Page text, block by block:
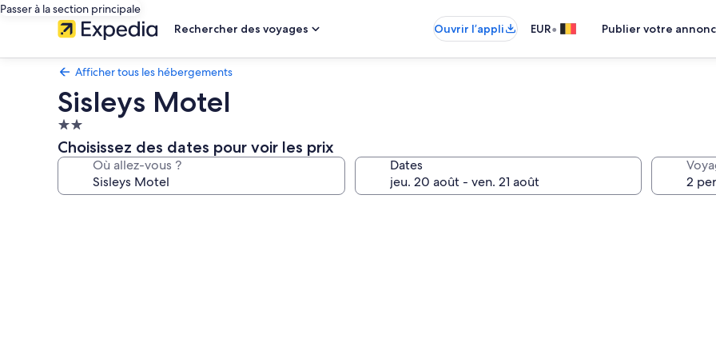
Passer à la section principale
Rechercher des voyages
Ouvrir l’appli EUR• Publier votre
Afficher tous les hébergements
Sisleys Motel
Hébergement
2.0 étoiles
Choisissez des dates pour voir les prix
Où allez-vous ? Dates